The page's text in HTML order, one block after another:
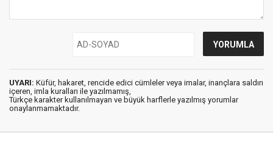
UYARI: Küfür, hakaret, rencide edici cümleler veya imalar, inançlara saldırı
içeren, imla kuralları ile yazılmamış,
Türkçe karakter kullanılmayan ve büyük harflerle yazılmış yorumlar
onaylanmamaktadır.